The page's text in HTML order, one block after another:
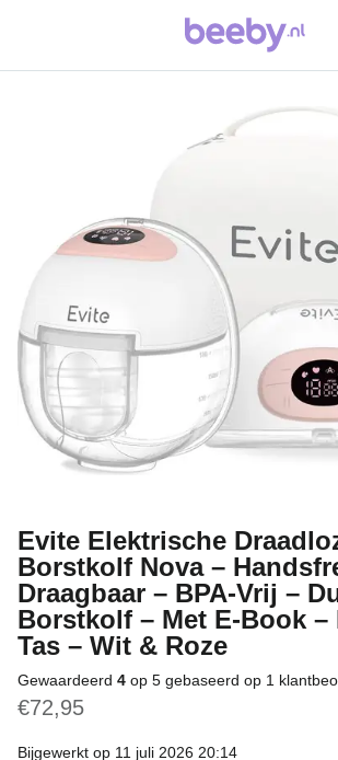
Evite Elektrische
Borstkolf Nova –
Draagbaar – BPA-Vrij –
Borstkolf – Met E-Book
Tas – Wit & Roze
Gewaardeerd 4 op 5 gebaseerd op 1
€72,95
Bijgewerkt op 11 juli 2026 20:14